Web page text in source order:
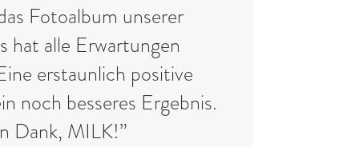
Fotoalbum unserer
hat alle Erwartungen
erstaunlich positive
noch besseres Ergebnis.
Dank, MILK!”